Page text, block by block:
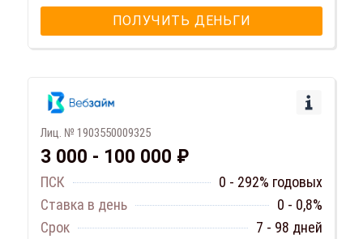
ПОЛУЧИТЬ ДЕНЬГИ
Лиц. № 1903550009325
3 000 - 100 000 ₽
ПСК
0 - 292% годовых
Ставка в день
0 - 0,8%
Срок
7 - 98 дней